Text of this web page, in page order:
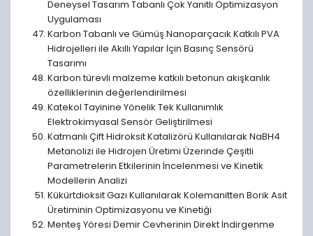
Deneysel Tasarım Tabanlı Çok Yanıtlı Optimizasyon
Uygulaması
Karbon Tabanlı ve Gümüş Nanoparçacık Katkılı PVA
Hidrojelleri ile Akıllı Yapılar İçin Basınç Sensörü
Tasarımı
Karbon türevli malzeme katkılı betonun akışkanlık
özelliklerinin değerlendirilmesi
Katekol Tayinine Yönelik Tek Kullanımlık
Elektrokimyasal Sensör Geliştirilmesi
Katmanlı Çift Hidroksit Katalizörü Kullanılarak NaBH4
Metanolizi ile Hidrojen Üretimi Üzerinde Çeşitli
Parametrelerin Etkilerinin İncelenmesi ve Kinetik
Modellerin Analizi
Kükürtdioksit Gazı Kullanılarak Kolemanitten Borik Asit
Üretiminin Optimizasyonu ve Kinetiği
Menteş Yöresi Demir Cevherinin Direkt İndirgenme